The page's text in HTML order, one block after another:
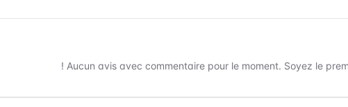
Aucun avis avec commentaire pour le moment. Soyez le